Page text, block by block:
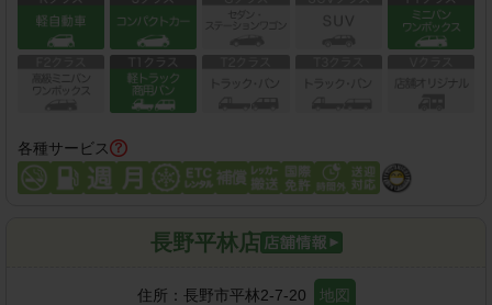
各種サービス
長野平林店
住所： 長野市平林2-7-20 地図